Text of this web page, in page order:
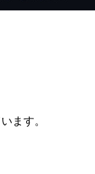
ます。